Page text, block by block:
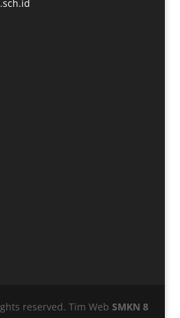
reserved. Tim Web SMKN 8